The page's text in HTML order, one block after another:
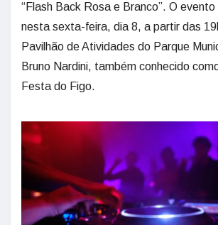
“Flash Back Rosa e Branco”. O
nesta sexta-feira, dia 8, a partir das
Pavilhão de Atividades do Parque
Bruno Nardini, também conhecido
Festa do Figo.